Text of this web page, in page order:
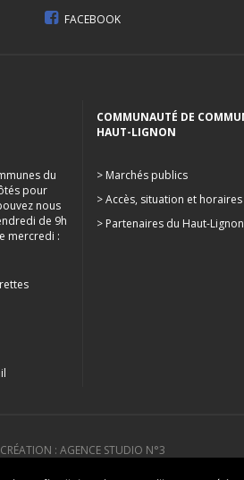
FACEBOOK
du
pour
nous
de 9h
mercredi :
COMMUNAUTÉ DE
HAUT-LIGNON
> Marchés publics
> Accès, situation et horaires
> Partenaires du Haut-Lignon
CRÉATION : AGENCE STUDIO N°3